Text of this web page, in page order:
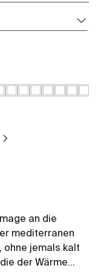
an die
mediterranen
ohne jemals kalt
der Wärme